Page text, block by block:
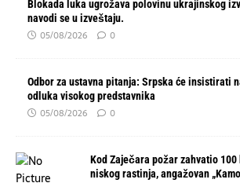
Blokada luka ugrožava polovinu ukrajinskog
navodi se u izveštaju.
05/08/2026 0
Odbor za ustavna pitanja: Srpska će insistirati
odluka visokog predstavnika
05/08/2026 0
Kod Zaječara požar zahvatio
niskog rastinja, angažovan